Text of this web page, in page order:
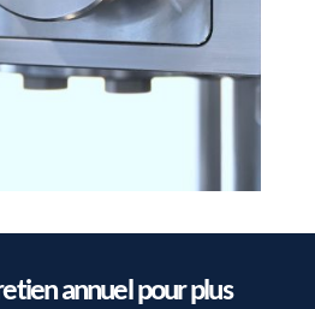
annuel pour plus